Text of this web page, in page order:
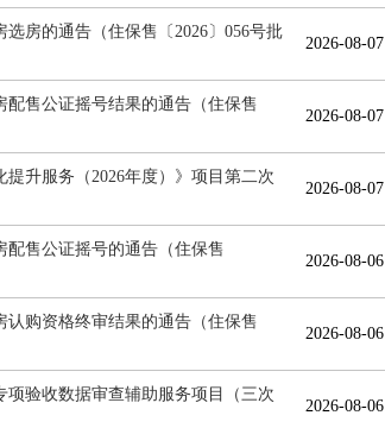
房的通告（住保售〔2026〕056号批
2026-08-07
售公证摇号结果的通告（住保售
2026-08-07
提升服务（2026年度）》项目第二次
2026-08-07
售公证摇号的通告（住保售
2026-08-06
购资格终审结果的通告（住保售
2026-08-06
验收数据审查辅助服务项目（三次
2026-08-06